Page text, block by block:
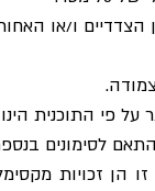
הינו 9 קומות כולל קומת הגג.
לסימונים